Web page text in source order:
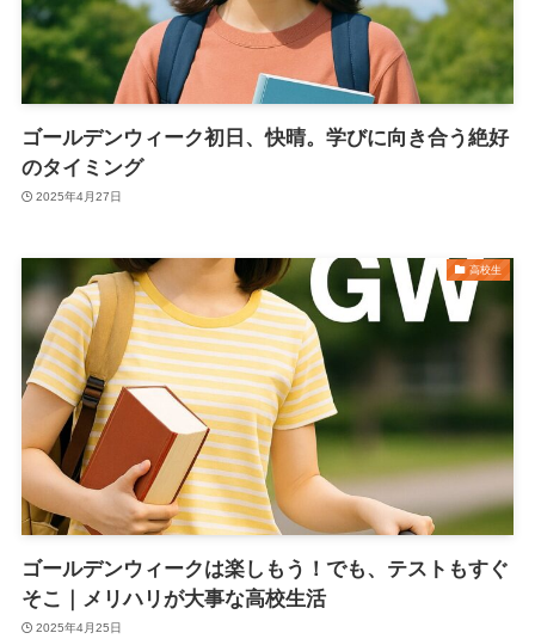
ゴールデンウィーク初日、快晴。学びに向き合う絶好
のタイミング
2025年4月27日
高校生
ゴールデンウィークは楽しもう！でも、テストもすぐ
そこ｜メリハリが大事な高校生活
2025年4月25日